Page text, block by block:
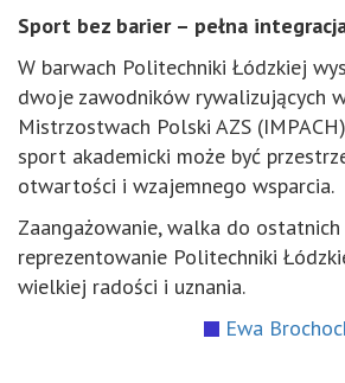
Sport bez barier – pełna
W barwach Politechniki Łódzkiej
dwoje zawodników rywalizujących
Mistrzostwach Polski AZS
sport akademicki może być
otwartości i wzajemnego wsparcia.
Zaangażowanie, walka do
reprezentowanie Politechniki
wielkiej radości i uznania.
Ewa